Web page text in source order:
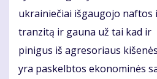
ukrainiečiai išgaugojo naftos
tranzitą ir gauna už tai kad ir
pinigus iš agresoriaus
yra paskelbtos ekonominės